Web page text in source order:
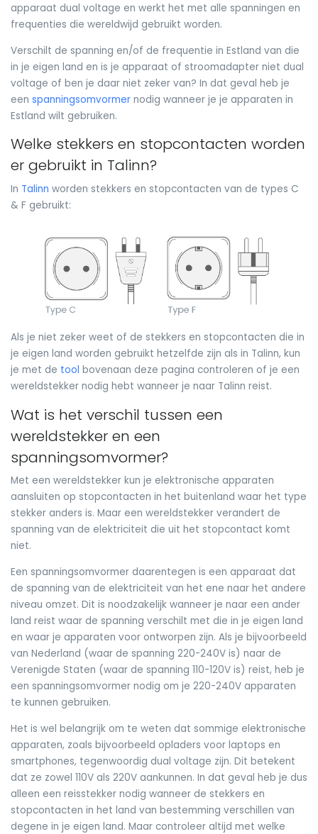
apparaat dual voltage en werkt het met alle spanningen en
frequenties die wereldwijd gebruikt worden.
Verschilt de spanning en/of de frequentie in Estland van die
in je eigen land en is je apparaat of stroomadapter niet dual
voltage of ben je daar niet zeker van? In dat geval heb je
een spanningsomvormer nodig wanneer je je apparaten in
Estland wilt gebruiken.
Welke stekkers en stopcontacten worden
er gebruikt in Talinn?
In Talinn worden stekkers en stopcontacten van de types C
& F gebruikt:
Als je niet zeker weet of de stekkers en stopcontacten die in
je eigen land worden gebruikt hetzelfde zijn als in Talinn, kun
je met de tool bovenaan deze pagina controleren of je een
wereldstekker nodig hebt wanneer je naar Talinn reist.
Wat is het verschil tussen een
wereldstekker en een
spanningsomvormer?
Met een wereldstekker kun je elektronische apparaten
aansluiten op stopcontacten in het buitenland waar het type
stekker anders is. Maar een wereldstekker verandert de
spanning van de elektriciteit die uit het stopcontact komt
niet.
Een spanningsomvormer daarentegen is een apparaat dat
de spanning van de elektriciteit van het ene naar het andere
niveau omzet. Dit is noodzakelijk wanneer je naar een ander
land reist waar de spanning verschilt met die in je eigen land
en waar je apparaten voor ontworpen zijn. Als je bijvoorbeeld
van Nederland (waar de spanning 220-240V is) naar de
Verenigde Staten (waar de spanning 110-120V is) reist, heb je
een spanningsomvormer nodig om je 220-240V apparaten
te kunnen gebruiken.
Het is wel belangrijk om te weten dat sommige elektronische
apparaten, zoals bijvoorbeeld opladers voor laptops en
smartphones, tegenwoordig dual voltage zijn. Dit betekent
dat ze zowel 110V als 220V aankunnen. In dat geval heb je dus
alleen een reisstekker nodig wanneer de stekkers en
stopcontacten in het land van bestemming verschillen van
degene in je eigen land. Maar controleer altijd met welke